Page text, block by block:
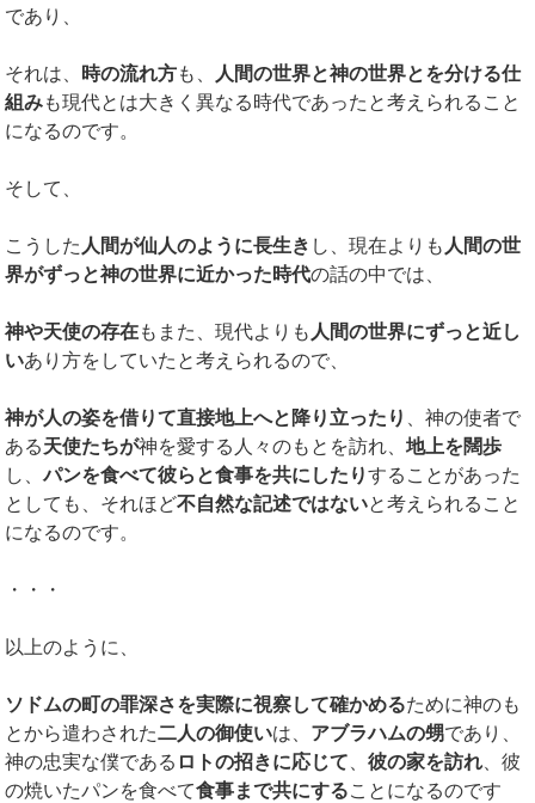
であり、
それは、 時の流れ方も、 人間の世界と神の世界とを分ける仕
組みも現代とは大きく異なる時代であったと考えられること
になるのです。
そして、
こうした 人間が仙人のように長生き し、現在よりも 人間の世
界がずっと神の世界に近かった時代の話の中では、
神や天使の存在もまた、現代よりも 人間の世界にずっと近し
いあり方をしていたと考えられるので、
神が人の姿を借りて直接地上へと降り立ったり 、神の使者で
ある天使たちが神を愛する人々のもとを訪れ、地上を闊歩
し、パンを食べて彼らと食事を共にしたりすることがあった
としても、それほど不自然な記述ではないと考えられること
になるのです。
・・・
以上のように、
ソドムの町の罪深さを実際に視察して確かめるために神のも
とから遣わされた二人の御使いは、 アブラハムの甥であり、
神の忠実な僕である ロトの招きに応じて、彼の家を訪れ、彼
の焼いたパンを食べて食事まで共にすることになるのです